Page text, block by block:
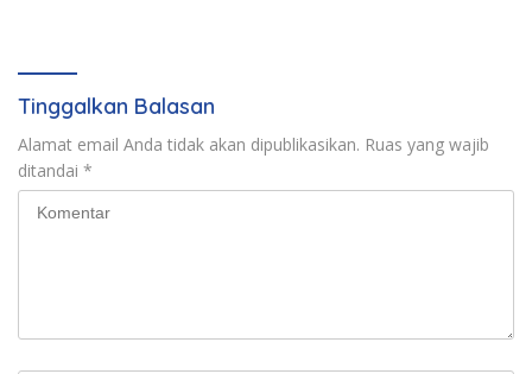
Tinggalkan Balasan
Alamat email Anda tidak akan dipublikasikan. Ruas yang wajib
ditandai *